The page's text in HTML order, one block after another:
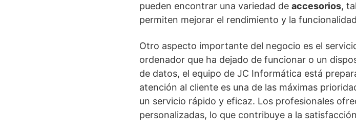
pueden encontrar una variedad de accesorios,
permiten mejorar el rendimiento y la
Otro aspecto importante del negocio es el
ordenador que ha dejado de funcionar o un
de datos, el equipo de JC Informática está
atención al cliente es una de las máximas
un servicio rápido y eficaz. Los profesionales
personalizadas, lo que contribuye a la